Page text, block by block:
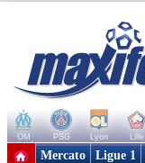
OM PSG Lyon Lille
+ de clubs
Mercato Ligue 1